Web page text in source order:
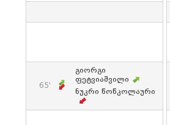
65'
Გიორგი
Ფეტვიაშვილი
Ნუკრი Წოწკოლაური